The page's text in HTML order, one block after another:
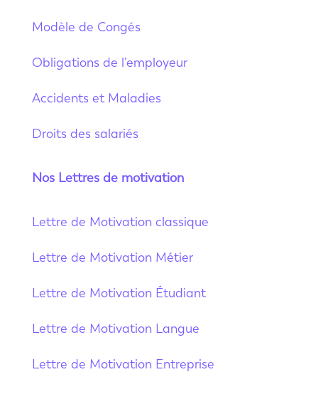
Modèle de Congés
Obligations de l’employeur
Accidents et Maladies
Droits des salariés
Nos Lettres de motivation
Lettre de Motivation classique
Lettre de Motivation Métier
Lettre de Motivation Étudiant
Lettre de Motivation Langue
Lettre de Motivation Entreprise